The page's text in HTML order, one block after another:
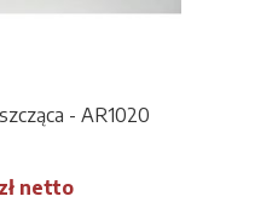
- AR1020
netto